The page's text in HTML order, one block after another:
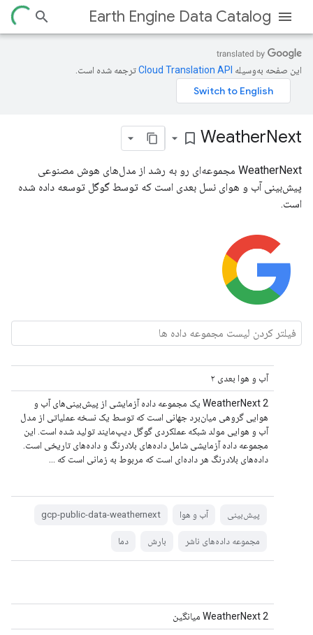
Earth Engine Data Catalog
این صفحه به‌وسیله ترجمه شده است.
WeatherNext
bookmark_border
WeatherNext مجموعه‌ای رو به رشد از مدل‌های هوش مصنوعی
پیش‌بینی آب و هوای نسل بعدی است که توسط گوگل توسعه داده شده
است.
آب و هوا بعدی ۲
WeatherNext 2 یک مجموعه داده آزمایشی از پیش‌بینی‌های آب و
هوایی گروهی میان‌برد جهانی است که توسط یک نسخه عملیاتی از مدل
آب و هوایی مولد شبکه عملکردی گوگل دیپ‌مایند تولید شده است. این
مجموعه داده آزمایشی شامل داده‌های بلادرنگ و داده‌های تاریخی است.
داده‌های بلادرنگ هر داده‌ای است که مربوط به زمانی است که ...
پیش‌بینی آب و هوا gcp-public-data-weathernext
مجموعه داده‌های ناشر بارش دما
WeatherNext 2 میانگین